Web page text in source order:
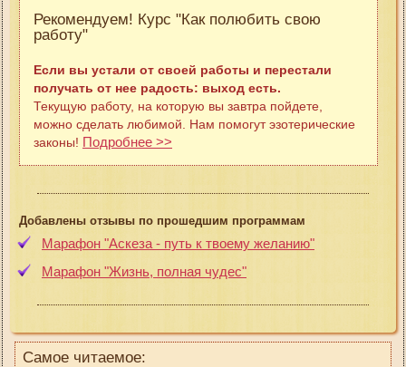
Рекомендуем! Курс "Как полюбить свою
работу"
Если вы устали от своей работы и перестали
получать от нее радость: выход есть.
Текущую работу, на которую вы завтра пойдете,
можно сделать любимой. Нам помогут эзотерические
законы! Подробнее >>
Добавлены отзывы по прошедшим программам
Марафон "Аскеза - путь к твоему желанию"
Марафон "Жизнь, полная чудес"
Самое читаемое: